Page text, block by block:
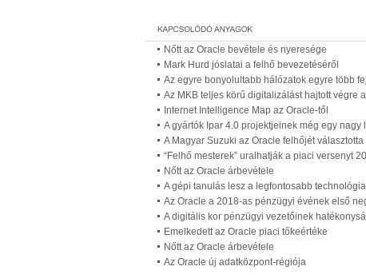
Nőtt az Oracle bevétele és nyeresége
Mark Hurd jóslatai a felhő bevezetéséről
Az egyre bonyolultabb hálózatok egyre több
Az MKB teljes körű digitalizálást hajtott végre
Internet Intelligence Map az Oracle-től
A gyártók Ipar 4.0 projektjeinek még egy
A Magyar Suzuki az Oracle felhőjét választotta
“Felhő mesterek” uralhatják a piaci versenyt
Nőtt az Oracle árbevétele
A gépi tanulás lesz a legfontosabb
Az Oracle a 2018-as pénzügyi évének első
A digitális kor pénzügyi vezetőinek
Emelkedett az Oracle piaci tőkeértéke
Nőtt az Oracle árbevétele
Az Oracle új adatközpont-régiója